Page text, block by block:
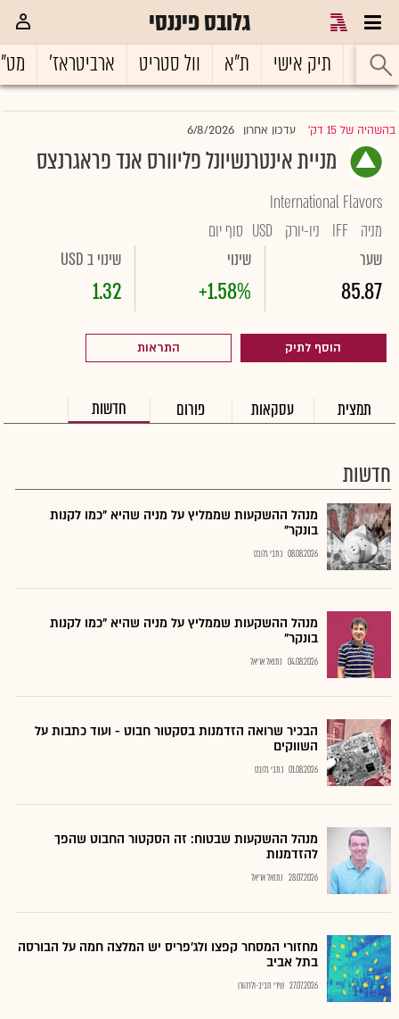
גלובס פיננסי
ראשי תיק אישי ת"א וול סטריט ארביטראז'
בהשהיה של 15 דק' |עדכון אחרון 6/8/2026
מניית אינטרנשיונל פליוורס אנד פראגרנצס
International Flavors
מניה IFF ניו-יורק USD סוף יום
שער
85.87
שינוי
+1.58%
שינוי ב USD
1.32
הוסף לתיק התראות
תמצית עסקאות פורום חדשות
חדשות
מנהל ההשקעות שממליץ על מניה שהיא "כמו לקנות
בונקר"
08.08.2026 כתבי גלובס
מנהל ההשקעות שממליץ על מניה שהיא "כמו לקנות
בונקר"
04.08.2026 נתנאל אריאל
הבכיר שרואה הזדמנות בסקטור חבוט - ועוד כתבות על
השווקים
01.08.2026 כתבי גלובס
מנהל ההשקעות שבטוח: זה הסקטור החבוט שהפך
להזדמנות
28.07.2026 נתנאל אריאל
מחזורי המסחר קפצו ולג'פריס יש המלצה חמה על הבורסה
בתל אביב
27.07.2026 שירי חביב-ולדהורן